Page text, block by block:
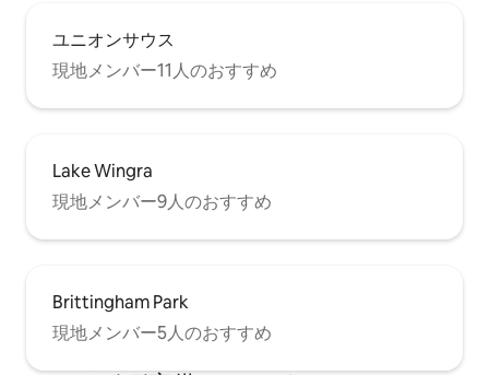
ユニオンサウス
現地メンバー11人のおすすめ
Lake Wingra
現地メンバー9人のおすすめ
Brittingham Park
現地メンバー5人のおすすめ